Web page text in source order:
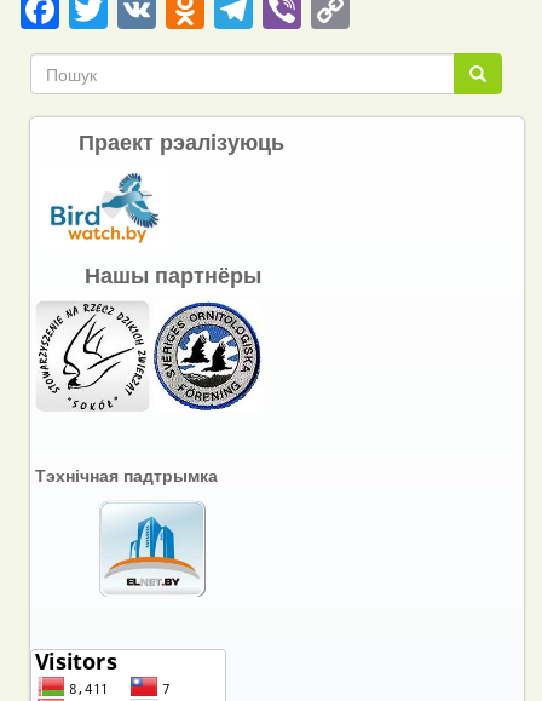
Link Пошук
Пошук
Праект рэалізуюць
Нашы партнёры
Тэхнічная падтрымка